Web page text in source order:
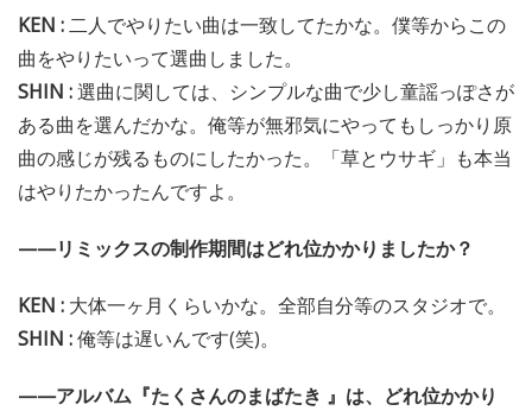
KEN :二人でやりたい曲は一致してたかな。僕等からこの
曲をやりたいって選曲しました。
SHIN :選曲に関しては、シンプルな曲で少し童謡っぽさが
ある曲を選んだかな。俺等が無邪気にやってもしっかり原
曲の感じが残るものにしたかった。「草とウサギ」も本当
はやりたかったんですよ。
——リミックスの制作期間はどれ位かかりましたか？
KEN : 大体一ヶ月くらいかな。全部自分等のスタジオで。
SHIN :俺等は遅いんです(笑)。
——アルバム『たくさんのまばたき 』は、どれ位かかり